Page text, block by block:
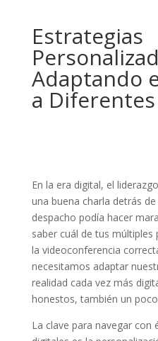
Estrategias
Adaptando
a
En la era digital, el
una buena charla detrás
despacho podía hacer
saber cuál de tus múltiples
la videoconferencia
necesitamos adaptar
realidad cada vez más
honestos, también un
La clave para navegar